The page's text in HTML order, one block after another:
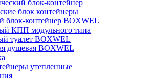
блок-контейнер
блок контейнеры
блок-контейнер BOXWEL
КПП модульного типа
туалет BOXWEL
душевая BOXWEL
утепленные